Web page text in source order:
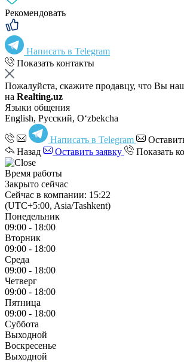
Рекомендовать
Написать в Telegram
Показать контакты
Пожалуйста, скажите продавцу, что Вы
на Realting.uz
Языки общения
English, Русский, Oʻzbekcha
Написать в Telegram
Назад
Оставить заявку Показать
Время работы
Закрыто сейчас
Сейчас в компании: 15:22
(UTC+5:00, Asia/Tashkent)
Понедельник
09:00 - 18:00
Вторник
09:00 - 18:00
Среда
09:00 - 18:00
Четверг
09:00 - 18:00
Пятница
09:00 - 18:00
Суббота
Выходной
Воскресенье
Выходной